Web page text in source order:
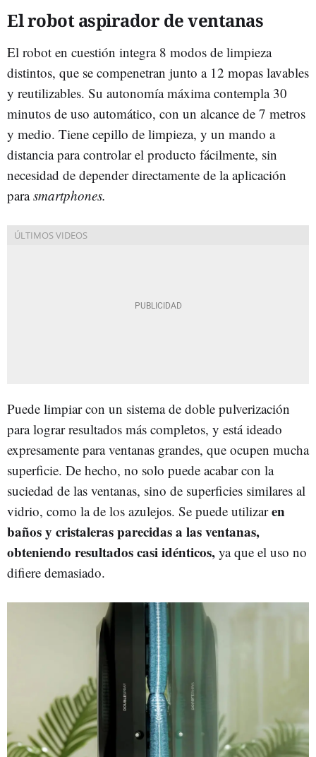
El robot aspirador de ventanas
El robot en cuestión integra 8 modos de limpieza
distintos, que se compenetran junto a 12 mopas lavables
y reutilizables. Su autonomía máxima contempla 30
minutos de uso automático, con un alcance de 7 metros
y medio. Tiene cepillo de limpieza, y un mando a
distancia para controlar el producto fácilmente, sin
necesidad de depender directamente de la aplicación
parasmartphones.
Puede limpiar con un sistema de doble pulverización
para lograr resultados más completos, y está ideado
expresamente para ventanas grandes, que ocupen mucha
superficie. De hecho, no solo puede acabar con la
suciedad de las ventanas, sino de superficies similares al
vidrio, como la de los azulejos. Se puede utilizaren
baños y cristaleras parecidas a las ventanas,
obteniendo resultados casi idénticos, ya que el uso no
difiere demasiado.